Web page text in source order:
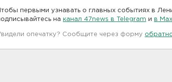
первыми узнавать о главных событиях в
на канал 47news в Telegram и в Maх
опечатку? Сообщите через форму